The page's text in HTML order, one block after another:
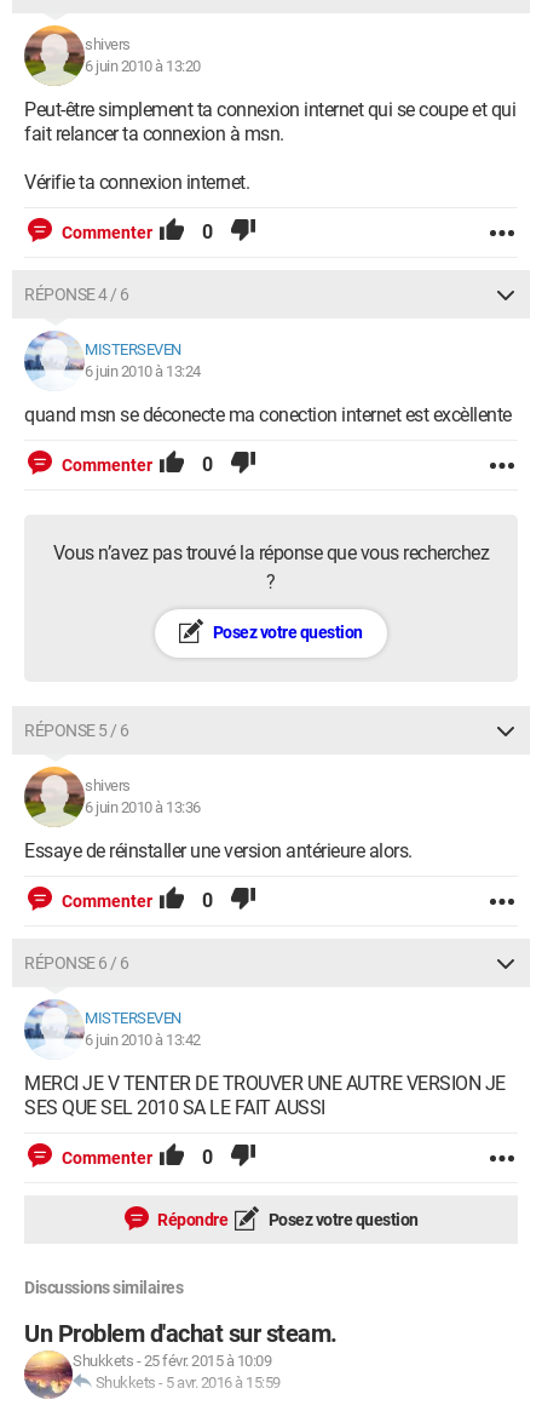
shivers
6 juin 2010 à 13:20
Peut-être simplement ta connexion internet qui se coupe et qui
fait relancer ta connexion à msn.
Vérifie ta connexion internet.
Commenter 0
RÉPONSE 4 / 6
MISTERSEVEN
6 juin 2010 à 13:24
quand msn se déconecte ma conection internet est excèllente
Commenter 0
Vous n’avez pas trouvé la réponse que vous recherchez
?
Posez votre question
RÉPONSE 5 / 6
shivers
6 juin 2010 à 13:36
Essaye de réinstaller une version antérieure alors.
Commenter 0
RÉPONSE 6 / 6
MISTERSEVEN
6 juin 2010 à 13:42
MERCI JE V TENTER DE TROUVER UNE AUTRE VERSION JE
SES QUE SEL 2010 SA LE FAIT AUSSI
Commenter 0
Répondre Posez votre question
Discussions similaires
Un Problem d'achat sur steam.
Shukkets -25 févr. 2015 à 10:09
Shukkets - 5 avr. 2016 à 15:59